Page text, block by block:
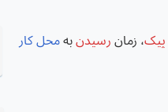
پیک، زمان رسیدنبهمحل کار